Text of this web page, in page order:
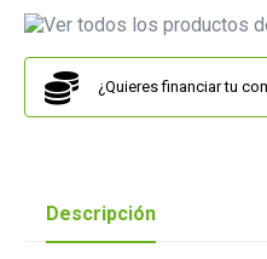
¿Quieres financiar tu
Descripción